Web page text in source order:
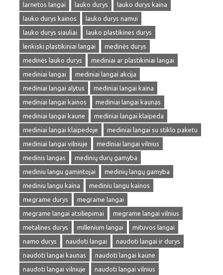
larnetos langai
lauko durys
lauko durys kaina
lauko durys kainos
lauko durys namui
lauko durys siauliai
lauko plastikines durys
lenkiski plastikiniai langai
medinės durys
medinės lauko durys
mediniai ar plastikiniai langai
mediniai langai
mediniai langai akcija
mediniai langai alytus
mediniai langai kaina
mediniai langai kainos
mediniai langai kaunas
mediniai langai kaune
mediniai langai klaipeda
mediniai langai klaipedoje
mediniai langai su stiklo paketu
mediniai langai vilniuje
mediniai langai vilnius
medinis langas
medinių durų gamyba
mediniu langu gamintojai
medinių langų gamyba
mediniu langu kaina
mediniu langu kainos
megrame durys
megrame langai
megrame langai atsiliepimai
megrame langai vilnius
metalines durys
millenium langai
mituvos langai
namo durys
naudoti langai
naudoti langai ir durys
naudoti langai kaunas
naudoti langai kaune
naudoti langai vilniuje
naudoti langai vilnius